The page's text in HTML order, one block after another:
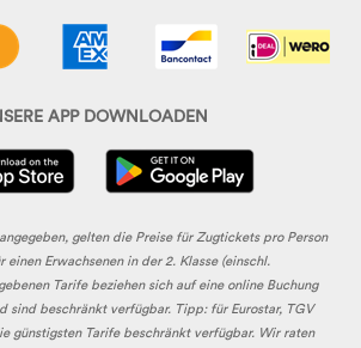
APP DOWNLOADEN
gelten die Preise für Zugtickets pro Person
einen Erwachsenen in der 2. Klasse (einschl.
Tarife beziehen sich auf eine online Buchung
sind beschränkt verfügbar. Tipp: für Eurostar, TGV
günstigsten Tarife beschränkt verfügbar. Wir raten